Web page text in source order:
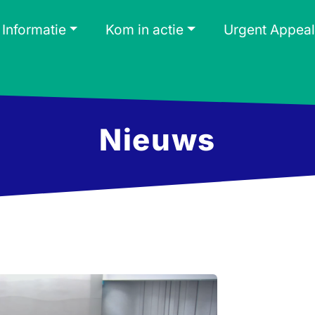
Informatie Kom in actie Urgent
Nieuws